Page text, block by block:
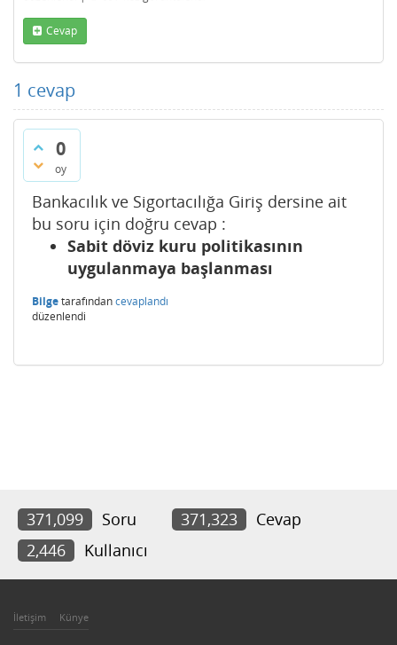
Cevap
1 cevap
0
oy
Bankacılık ve Sigortacılığa Giriş dersine ait
bu soru için doğru cevap :
Sabit döviz kuru politikasının
uygulanmaya başlanması
Bilgetarafındancevaplandı
düzenlendi
371,099 Soru 371,323
Cevap
2,446
Kullanıcı
İletişim Künye